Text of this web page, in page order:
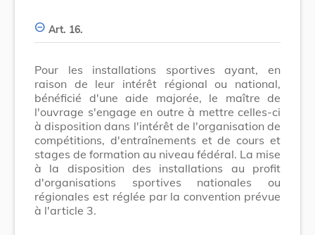
Art. 16.
Pour les installations sportives ayant, en
raison de leur intérêt régional ou national,
bénéficié d'une aide majorée, le maître de
l'ouvrage s'engage en outre à mettre celles-ci
à disposition dans l'intérêt de l'organisation de
compétitions, d'entraînements et de cours et
stages de formation au niveau fédéral. La mise
à la disposition des installations au profit
d'organisations sportives nationales ou
régionales est réglée par la convention prévue
à l'article 3.